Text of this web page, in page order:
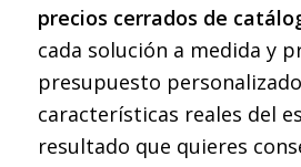
precios cerrados de
cada solución a medida y
presupuesto
características reales del
resultado que quieres